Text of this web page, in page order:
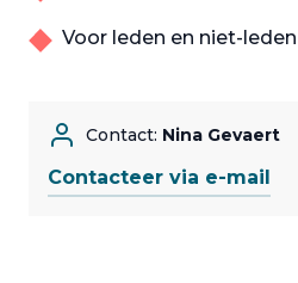
Voor leden en niet-leden
Contact: Nina Gevaert
Contacteer via e-mail